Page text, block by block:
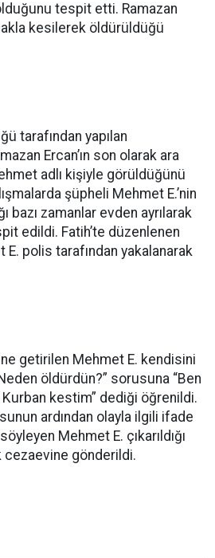
tespit etti. Ramazan
kesilerek öldürüldüğü
tarafından yapılan
Ercan’ın son olarak ara
adlı kişiyle görüldüğünü
şüpheli Mehmet E.’nin
bazı zamanlar evden ayrılarak
edildi. Fatih’te düzenlenen
polis tarafından yakalanarak
getirilen Mehmet E. kendisini
öldürdün?” sorusuna “Ben
kestim” dediği öğrenildi.
ardından olayla ilgili ifade
Mehmet E. çıkarıldığı
gönderildi.